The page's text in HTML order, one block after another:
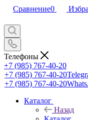
Сравнение0
Телефоны
+7 (985) 767-40-20
+7 (985) 767-40-20
+7 (985) 767-40-20
Каталог
Назад